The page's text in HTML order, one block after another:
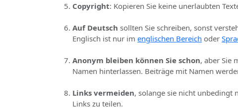
Copyright: Kopieren Sie keine unerlaubten
Auf Deutsch sollten Sie schreiben, sonst
Englisch ist nur im englischen Bereich oder
Anonym bleiben können Sie schon, aber Sie
Namen hinterlassen. Beiträge mit Namen
Links vermeiden, solange sie nicht unbedingt
Links zu teilen.